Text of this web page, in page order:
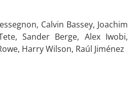
Calvin Bassey, Joachim
Sander Berge, Alex Iwobi,
Harry Wilson, Raúl Jiménez